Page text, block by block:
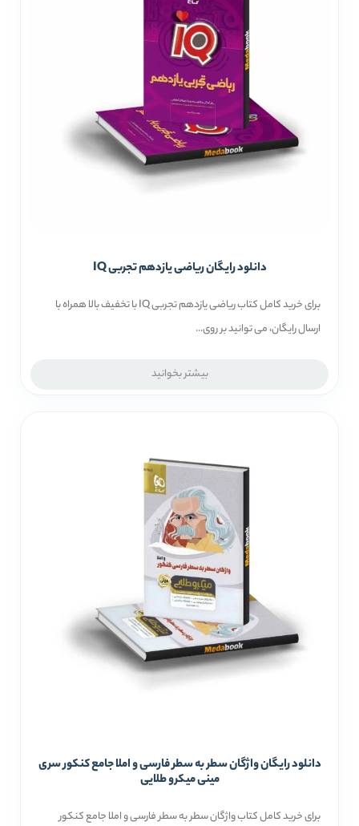
دانلود رایگان ریاضی یازدهم تجربی IQ
برای خرید کامل کتاب ریاضی یازدهم تجربی IQ با تخفیف بالا همراه با
ارسال رایگان، می توانید بر روی...
بیشتر بخوانید
دانلود رایگان واژگان سطر به سطر فارسی و املا جامع کنکور سری
مینی میکرو طلایی
برای خرید کامل کتاب واژگان سطر به سطر فارسی و املا جامع کنکور